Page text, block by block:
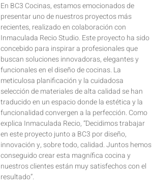
En BC3 Cocinas, estamos emocionados de
presentar uno de nuestros proyectos más
recientes, realizado en colaboración con
Inmaculada Recio Studio. Este proyecto ha sido
concebido para inspirar a profesionales que
buscan soluciones innovadoras, elegantes y
funcionales en el diseño de cocinas. La
meticulosa planificación y la cuidadosa
selección de materiales de alta calidad se han
traducido en un espacio donde la estética y la
funcionalidad convergen a la perfección. Como
explica Inmaculada Recio, “Decidimos trabajar
en este proyecto junto a BC3 por diseño,
innovación y, sobre todo, calidad. Juntos hemos
conseguido crear esta magnífica cocina y
nuestros clientes están muy satisfechos con el
resultado”.